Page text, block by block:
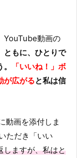
YouTube動画の
ともに、ひとりで
「いいね！」ボ
が広がると私は信
動画を添付しま
ただき「いい
しますが、私はと